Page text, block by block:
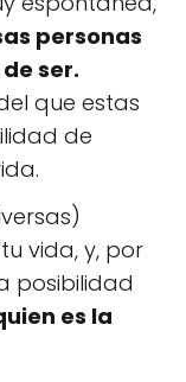
personas
ser.
que estas
de
vida, y, por
posibilidad
es la